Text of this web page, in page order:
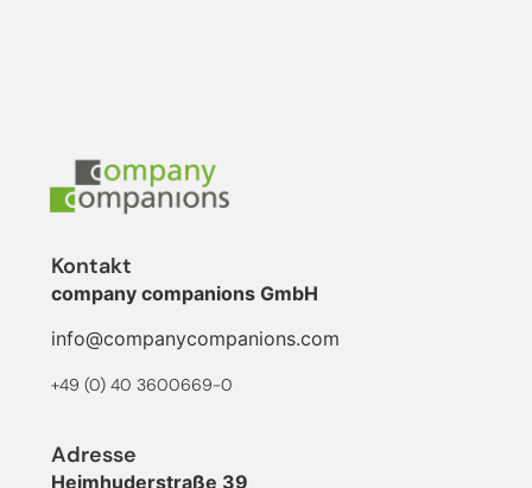
Kontakt
company companions GmbH
info@companycompanions.com
+49 (0) 40 3600669-0
Adresse
Heimhuderstraße 39